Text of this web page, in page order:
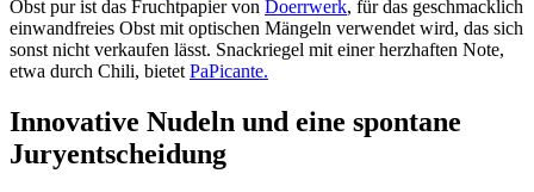
Obst pur ist das Fruchtpapier von Doerrwerk, für das geschmacklich
einwandfreies Obst mit optischen Mängeln verwendet wird, das sich
sonst nicht verkaufen lässt. Snackriegel mit einer herzhaften Note,
etwa durch Chili, bietet PaPicante.
Innovative Nudeln und eine spontane
Juryentscheidung